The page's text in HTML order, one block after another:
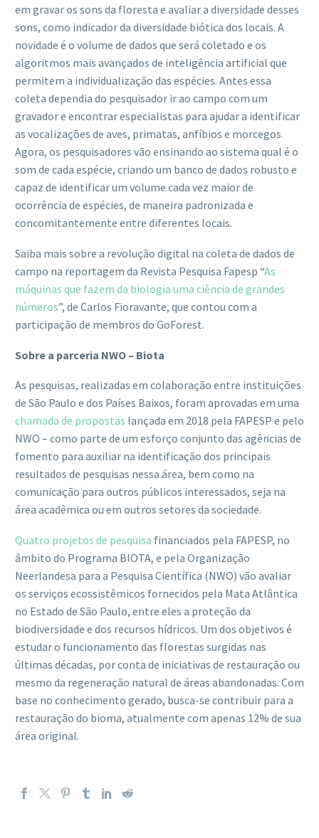
em gravar os sons da floresta e avaliar a diversidade desses
sons, como indicador da diversidade biótica dos locais. A
novidade é o volume de dados que será coletado e os
algoritmos mais avançados de inteligência artificial que
permitem a individualização das espécies. Antes essa
coleta dependia do pesquisador ir ao campo com um
gravador e encontrar especialistas para ajudar a identificar
as vocalizações de aves, primatas, anfíbios e morcegos.
Agora, os pesquisadores vão ensinando ao sistema qual é o
som de cada espécie, criando um banco de dados robusto e
capaz de identificar um volume cada vez maior de
ocorrência de espécies, de maneira padronizada e
concomitantemente entre diferentes locais.
Saiba mais sobre a revolução digital na coleta de dados de
campo na reportagem da Revista Pesquisa Fapesp “As
máquinas que fazem da biologia uma ciência de grandes
números”, de Carlos Fioravante, que contou com a
participação de membros do GoForest.
Sobre a parceria NWO – Biota
As pesquisas, realizadas em colaboração entre instituições
de São Paulo e dos Países Baixos, foram aprovadas em uma
chamada de propostas lançada em 2018 pela FAPESP e pelo
NWO – como parte de um esforço conjunto das agências de
fomento para auxiliar na identificação dos principais
resultados de pesquisas nessa área, bem como na
comunicação para outros públicos interessados, seja na
área acadêmica ou em outros setores da sociedade.
Quatro projetos de pesquisa financiados pela FAPESP, no
âmbito do Programa BIOTA, e pela Organização
Neerlandesa para a Pesquisa Científica (NWO) vão avaliar
os serviços ecossistêmicos fornecidos pela Mata Atlântica
no Estado de São Paulo, entre eles a proteção da
biodiversidade e dos recursos hídricos. Um dos objetivos é
estudar o funcionamento das florestas surgidas nas
últimas décadas, por conta de iniciativas de restauração ou
mesmo da regeneração natural de áreas abandonadas. Com
base no conhecimento gerado, busca-se contribuir para a
restauração do bioma, atualmente com apenas 12% de sua
área original.